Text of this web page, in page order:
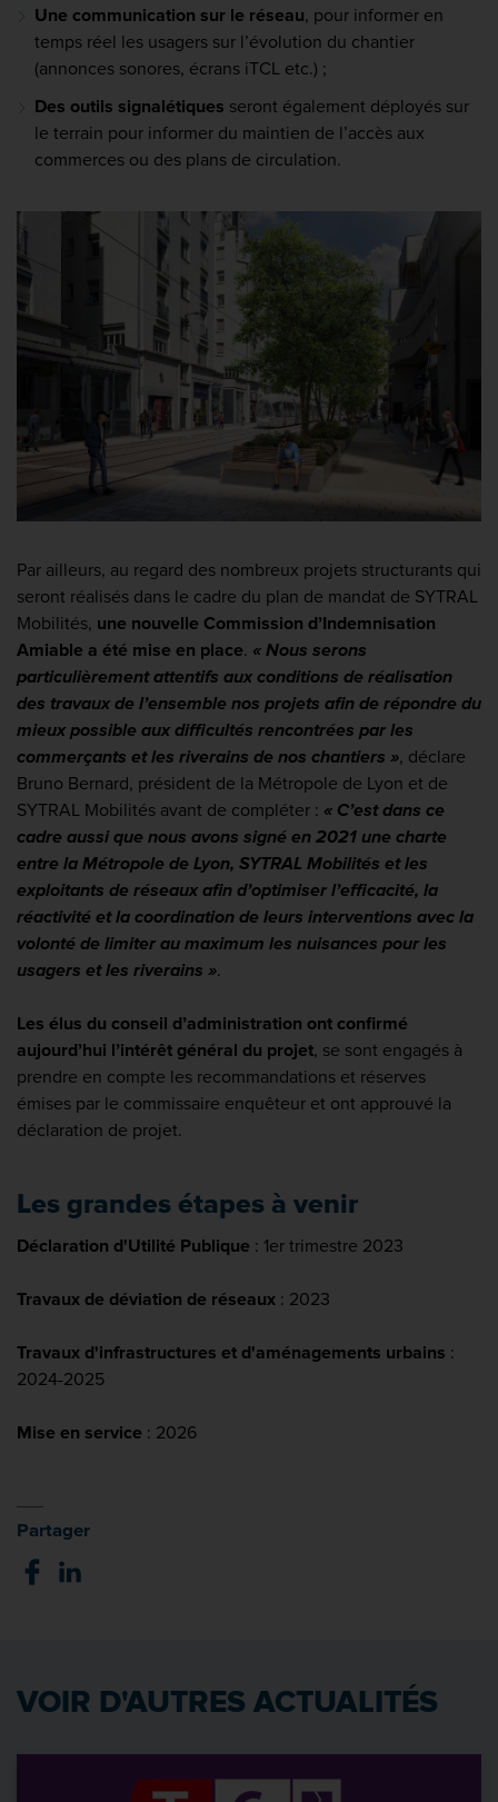
Une communication sur le réseau, pour informer en
temps réel les usagers sur l’évolution du chantier
(annonces sonores, écrans iTCL etc.) ;
Des outils signalétiques seront également déployés sur
le terrain pour informer du maintien de l’accès aux
commerces ou des plans de circulation.
Par ailleurs, au regard des nombreux projets structurants qui
seront réalisés dans le cadre du plan de mandat de SYTRAL
Mobilités, une nouvelle Commission d’Indemnisation
Amiable a été mise en place. « Nous serons
particulièrement attentifs aux conditions de réalisation
des travaux de l’ensemble nos projets afin de répondre du
mieux possible aux difficultés rencontrées par les
commerçants et les riverains de nos chantiers », déclare
Bruno Bernard, président de la Métropole de Lyon et de
SYTRAL Mobilités avant de compléter : « C’est dans ce
cadre aussi que nous avons signé en 2021 une charte
entre la Métropole de Lyon, SYTRAL Mobilités et les
exploitants de réseaux afin d’optimiser l’efficacité, la
réactivité et la coordination de leurs interventions avec la
volonté de limiter au maximum les nuisances pour les
usagers et les riverains ».
Les élus du conseil d’administration ont confirmé
aujourd’hui l’intérêt général du projet, se sont engagés à
prendre en compte les recommandations et réserves
émises par le commissaire enquêteur et ont approuvé la
déclaration de projet.
Les grandes étapes à venir
Déclaration d'Utilité Publique : 1er trimestre 2023
Travaux de déviation de réseaux : 2023
Travaux d'infrastructures et d'aménagements urbains :
2024-2025
Mise en service : 2026
Partager
VOIR D'AUTRES ACTUALITÉS